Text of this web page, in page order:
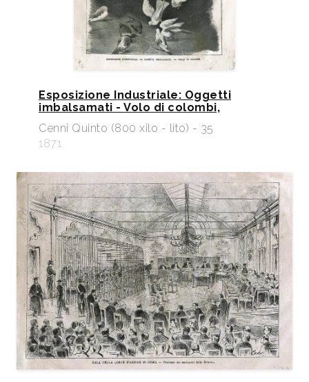
Esposizione Industriale: Oggetti
imbalsamati - Volo di colombi,
Cenni Quinto (800 xilo - lito) - 35
1871